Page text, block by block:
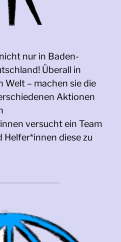
nur in Baden-
Überall in
Welt – machen sie die
Aktionen
versucht ein Team
Helfer*innen diese zu